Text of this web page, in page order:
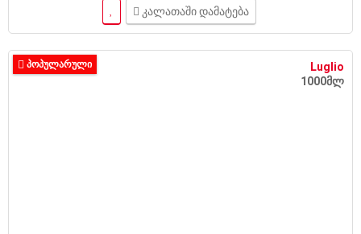
კალათაში დამატება
Luglio
1000მლ
ᲞᲝᲞᲣᲚᲐᲠᲣᲚᲘ